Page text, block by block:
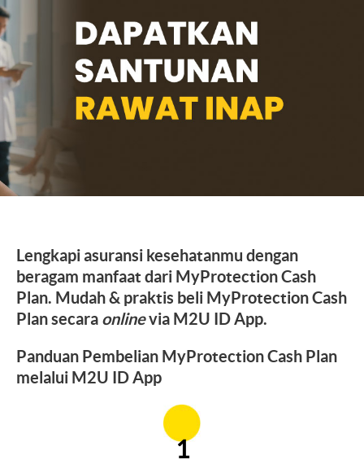
Lengkapi asuransi kesehatanmu dengan
beragam manfaat dari MyProtection Cash
Plan. Mudah & praktis beli MyProtection Cash
Plan secara onlinevia M2U ID App.
Panduan Pembelian MyProtection Cash Plan
melalui M2U ID App
1